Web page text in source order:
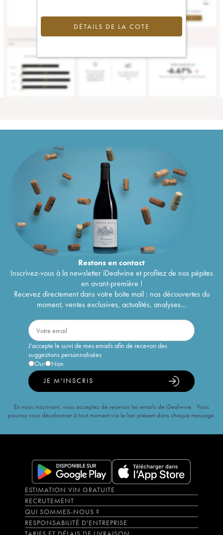
DÉTAILS DE LA COTE
Restons encontact
Inscrivez-vous à la newsletter iDealwine et profitez de nos pépites
en avant-première !
Recevez directement dans votre boîte mail : nos découvertes du
moment, ventes exclusives, actualités, analyses...
J'accepte le suivi de mes emails afin de recevoir des
suggestions personnalisées
Oui
Non
JE M'INSCRIS
En vous inscrivant, vous acceptez de recevoir les emails de iDealwine. Vous
pouvez vous désabonner à tout moment via le lien présent dans chaque message.
ESTIMATION VIN GRATUITE
RECRUTEMENT
QUI SOMMES-NOUS ?
RESPONSABILITÉ D'ENTREPRISE